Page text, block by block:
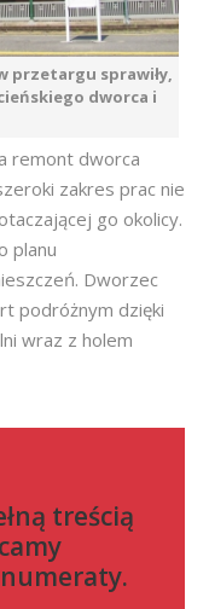
przetargu sprawiły,
dworca i
remont dworca
zakres prac nie
go okolicy.
planu
Dworzec
podróżnym dzięki
wraz z holem
treścią
.